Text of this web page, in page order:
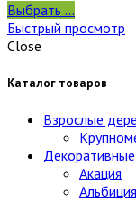
Выбрать ...
Быстрый просмотр
Close
Каталог товаров
Взрослые
Декоративные
Акация